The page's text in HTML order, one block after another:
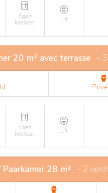
Eigen
koelkast
Lift
20 m² avec terrasse -
Eigen
koelkast
Lift
28 m² - 2